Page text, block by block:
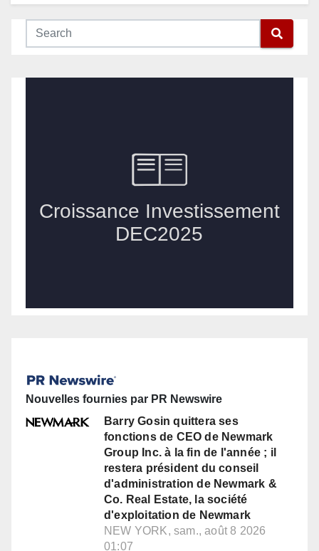
Nouvelles fournies par PR Newswire
Barry Gosin quittera ses
fonctions de CEO de Newmark
Group Inc. à la fin de l'année ; il
restera président du conseil
d'administration de Newmark &
Co. Real Estate, la société
d'exploitation de Newmark
NEW YORK, sam., août 8 2026
01:07